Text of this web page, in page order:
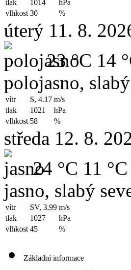
tlak 1014
hPa
vlhkost 30 %
úterý 11. 8.
23 °C 14
polojasno,
vítr S, 4.17 m/s
tlak
1021
hPa
vlhkost 58 %
středa 12. 8.
24 °C 11 °C
jasno, slabý
vítr SV, 3.99 m/s
tlak
1027
hPa
vlhkost 45 %
Základní informace